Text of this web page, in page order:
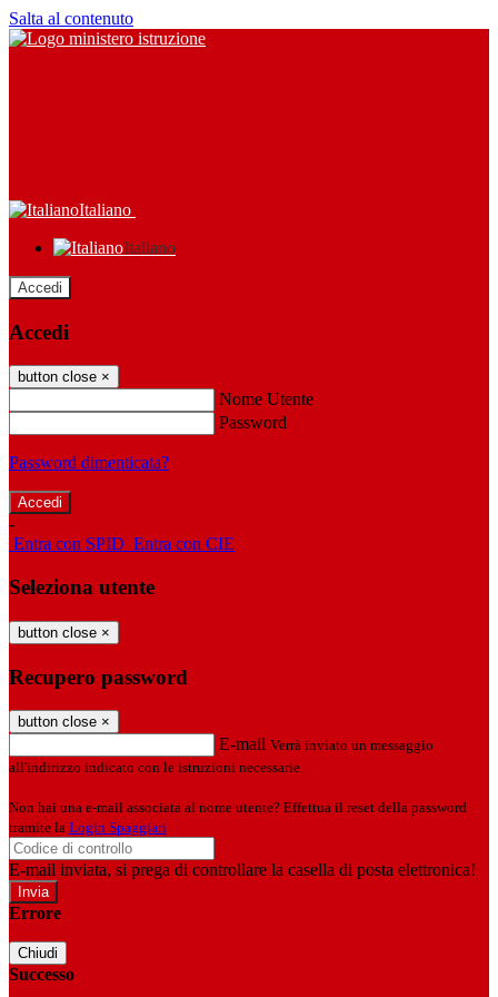
Salta al contenuto
Italiano
Italiano
Accedi
Accedi
button close ×
Nome Utente
Password
Password dimenticata?
-
Entra con SPID Entra con CIE
Seleziona utente
button close ×
Recupero password
button close ×
E-mail Verrà inviato un messaggio
all'indirizzo indicato con le istruzioni necessarie.
Non hai una e-mail associata al nome utente? Effettua il reset della password
tramite la Login Spaggiari
E-mail inviata, si prega di controllare la casella di posta elettronica!
Errore
Chiudi
Successo